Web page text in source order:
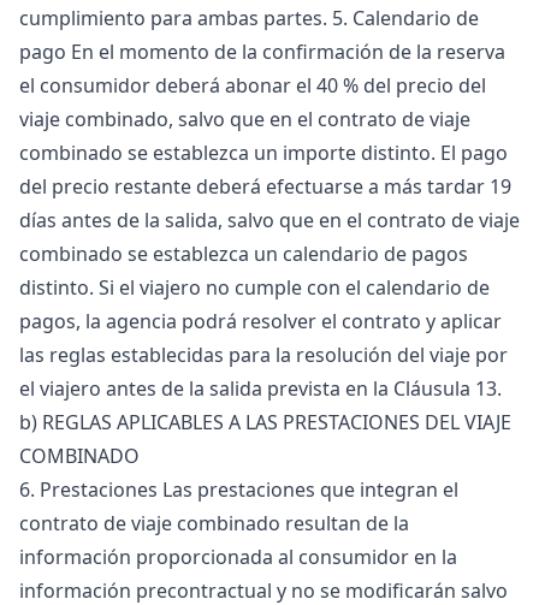
cumplimiento para ambas partes. 5. Calendario de
pago En el momento de la confirmación de la reserva
el consumidor deberá abonar el 40 % del precio del
viaje combinado, salvo que en el contrato de viaje
combinado se establezca un importe distinto. El pago
del precio restante deberá efectuarse a más tardar 19
días antes de la salida, salvo que en el contrato de viaje
combinado se establezca un calendario de pagos
distinto. Si el viajero no cumple con el calendario de
pagos, la agencia podrá resolver el contrato y aplicar
las reglas establecidas para la resolución del viaje por
el viajero antes de la salida prevista en la Cláusula 13.
b) REGLAS APLICABLES A LAS PRESTACIONES DEL VIAJE
COMBINADO
6. Prestaciones Las prestaciones que integran el
contrato de viaje combinado resultan de la
información proporcionada al consumidor en la
información precontractual y no se modificarán salvo